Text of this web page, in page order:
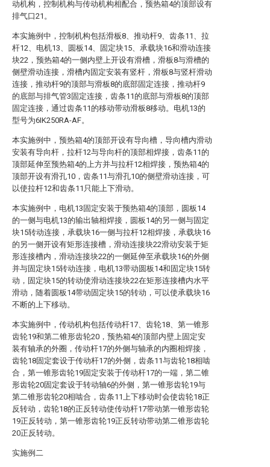
动机构，控制机构与传动机构相配合，预热箱4的顶部设有
排气口21。
本实施例中，控制机构包括滑板8、推动杆9、齿条11、拉
杆12、电机13、圆板14、固定块15、承载块16和滑动连接
块22，预热箱4的一侧内壁上开设有滑槽，滑板8与滑槽的
侧壁滑动连接，滑槽内固定安装有竖杆，滑板8与竖杆滑动
连接，推动杆9的顶部与滑板8的底部固定连接，推动杆9
的底部与排气管3固定连接，齿条11的底部与滑板8的顶部
固定连接，通过齿条11的移动带动滑板8移动。电机13的
型号为6IK250RA-AF。
本实施例中，预热箱4的顶部开设有导向槽，导向槽内滑动
安装有导向杆，拉杆12与导向杆的顶部相焊接，齿条11的
顶部延伸至预热箱4的上方并与拉杆12相焊接，预热箱4的
顶部开设有滑孔10，齿条11与滑孔10的侧壁滑动连接，可
以使拉杆12和齿条11只能上下滑动。
本实施例中，电机13固定安装于预热箱4的顶部，圆板14
的一侧与电机13的输出轴相焊接，圆板14的另一侧与固定
块15转动连接，承载块16一侧与拉杆12相焊接，承载块16
的另一侧开设有矩形连接槽，滑动连接块22滑动安装于矩
形连接槽内，滑动连接块22的一侧延伸至承载块16的外侧
并与固定块15转动连接，电机13带动圆板14和固定块15转
动，固定块15的转动使滑动连接块22在矩形连接槽内水平
滑动，随着圆板14带动固定块15的转动，可以使承载块16
不断的上下移动。
本实施例中，传动机构包括传动杆17、齿轮18、第一锥形
齿轮19和第二锥形齿轮20，预热箱4的顶部内壁上固定安
装有轴承的外圈，传动杆17的外侧与轴承的内圈相焊接，
齿轮18固定套设于传动杆17的外侧，齿条11与齿轮18相啮
合，第一锥形齿轮19固定安装于传动杆17的一端，第二锥
形齿轮20固定套设于转动轴6的外侧，第一锥形齿轮19与
第二锥形齿轮20相啮合，齿条11上下移动时会使齿轮18正
反转动，齿轮18的正反转动使传动杆17带动第一锥形齿轮
19正反转动，第一锥形齿轮19正反转动带动第二锥形齿轮
20正反转动。
实施例二